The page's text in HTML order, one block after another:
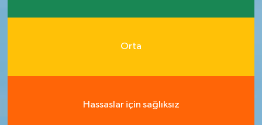
Orta
Hassaslar için sağlıksız